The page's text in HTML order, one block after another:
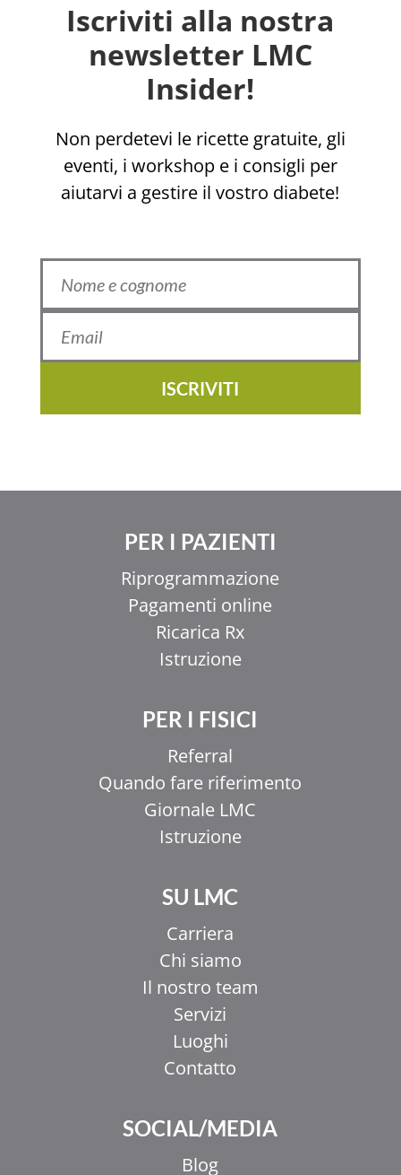
Iscriviti alla nostra
newsletter LMC
Insider!
Non perdetevi le ricette gratuite, gli
eventi, i workshop e i consigli per
aiutarvi a gestire il vostro diabete!
ISCRIVITI
PER I PAZIENTI
Riprogrammazione
Pagamenti online
Ricarica Rx
Istruzione
PER I FISICI
Referral
Quando fare riferimento
Giornale LMC
Istruzione
SU LMC
Carriera
Chi siamo
Il nostro team
Servizi
Luoghi
Contatto
SOCIAL/MEDIA
Blog